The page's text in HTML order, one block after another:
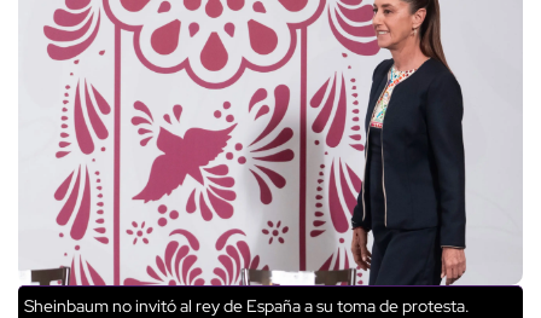
Sheinbaum no invitó al rey de España a su toma de protesta.